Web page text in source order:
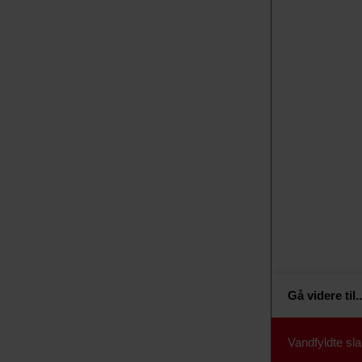
Gå videre til
Vandfyldte